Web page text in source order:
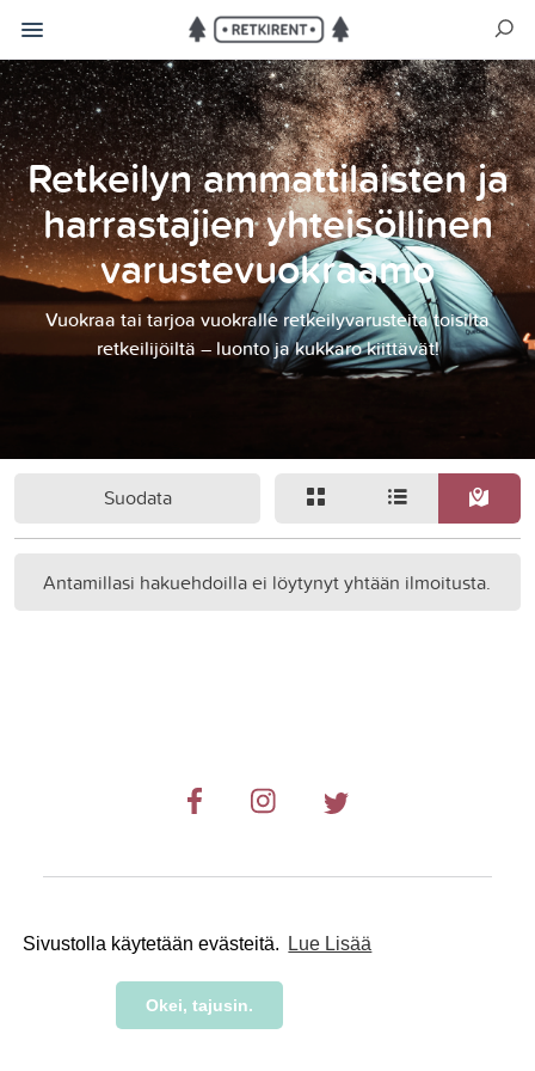
Sivustolla käytetään evästeitä. Lue Lisää
Okei, tajusin.
Retkeilyn ammattilaisten ja
harrastajien yhteisöllinen
varustevuokraamo
Vuokraa tai tarjoa vuokralle retkeilyvarusteita toisilta
retkeilijöiltä – luonto ja kukkaro kiittävät!
Suodata
Antamillasi hakuehdoilla ei löytynyt yhtään ilmoitusta.